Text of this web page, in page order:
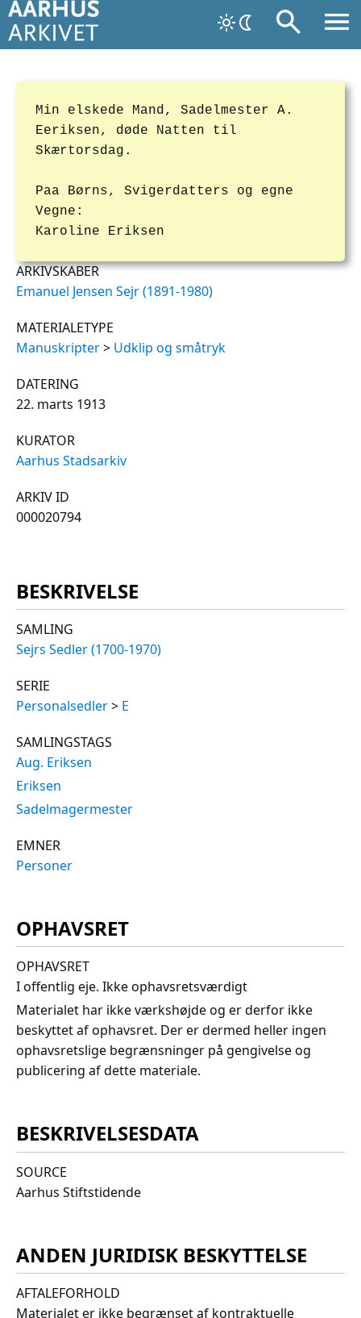
Min elskede Mand, Sadelmester A.
Eeriksen, døde Natten til
Skærtorsdag.
Paa Børns, Svigerdatters og egne
Vegne:
Karoline Eriksen
ARKIVSKABER
Emanuel Jensen Sejr (1891-1980)
MATERIALETYPE
Manuskripter> Udklip og småtryk
DATERING
22. marts 1913
KURATOR
Aarhus Stadsarkiv
ARKIV ID
000020794
BESKRIVELSE
SAMLING
Sejrs Sedler (1700-1970)
SERIE
Personalsedler> E
SAMLINGSTAGS
Aug. Eriksen
Eriksen
Sadelmagermester
EMNER
Personer
OPHAVSRET
OPHAVSRET
I offentlig eje. Ikke ophavsretsværdigt
Materialet har ikke værkshøjde og er derfor ikke
beskyttet af ophavsret. Der er dermed heller ingen
ophavsretslige begrænsninger på gengivelse og
publicering af dette materiale.
BESKRIVELSESDATA
SOURCE
Aarhus Stiftstidende
ANDEN JURIDISK BESKYTTELSE
AFTALEFORHOLD
Materialet er ikke begrænset af kontraktuelle